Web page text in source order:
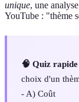
unique, une
YouTube : "thème
🧠 Quiz
choix d'un
- A) Coût